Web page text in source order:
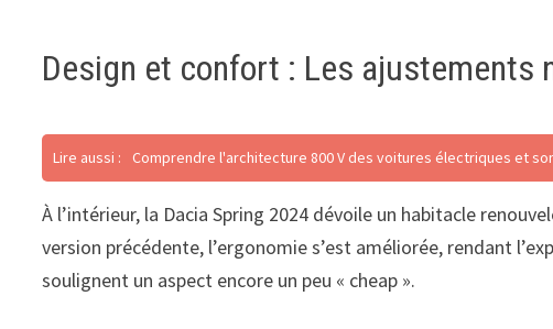
Design et confort : Les ajustements
Lire aussi : Comprendre l'architecture 800 V des voitures électriques et
À l’intérieur, la Dacia Spring 2024 dévoile un habitacle
version précédente, l’ergonomie s’est améliorée, rendant
soulignent un aspect encore un peu « cheap ».